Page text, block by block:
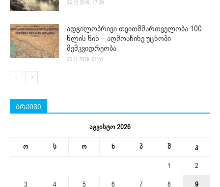
25.12.2019. 17:39
ადგილობრივი თვითმმართველობა 100
წლის წინ – აღმოაჩინე უცნობი
მემკვიდრეობა
23.11.2019. 01:31
არქივი
აგვისტო 2026
ო ს ო ხ პ შ კ
1
2
3
4 5 6 7 8
9